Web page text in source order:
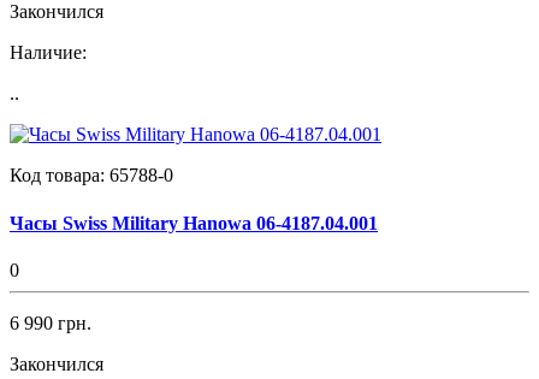
Закончился
Наличие:
..
Код товара: 65788-0
Часы Swiss Military Hanowa 06-4187.04.001
0
6 990 грн.
Закончился